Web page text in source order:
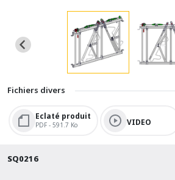
Fichiers divers
Eclaté produit
PDF - 591.7 Ko VIDEO
SQ0216